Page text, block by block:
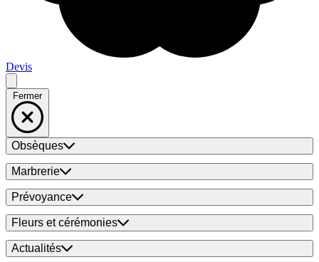
Devis
Fermer
Obsèques
Marbrerie
Prévoyance
Fleurs et cérémonies
Actualités